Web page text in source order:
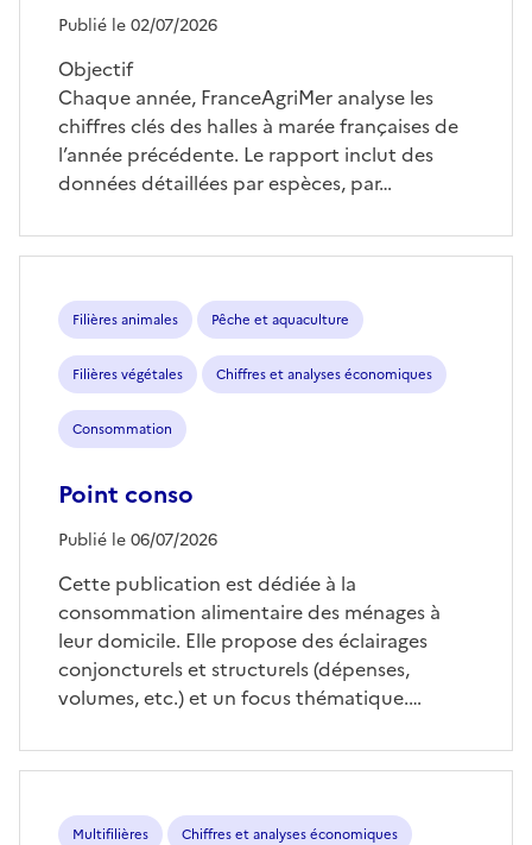
Publié le 02/07/2026
Objectif
Chaque année, FranceAgriMer analyse les
chiffres clés des halles à marée françaises de
l’année précédente. Le rapport inclut des
données détaillées par espèces, par…
Filières animales Pêche et aquaculture
Filières végétales Chiffres et analyses économiques
Consommation
Point conso
Publié le 06/07/2026
Cette publication est dédiée à la
consommation alimentaire des ménages à
leur domicile. Elle propose des éclairages
conjoncturels et structurels (dépenses,
volumes, etc.) et un focus thématique.…
Multifilières Chiffres et analyses économiques